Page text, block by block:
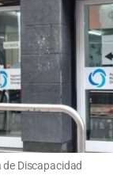
Discapacidad